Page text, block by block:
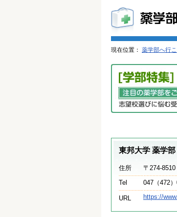
現在位置： 薬学部へ行こ
東邦大学 薬学部
住所
〒274-
Tel
047（472
URL https://